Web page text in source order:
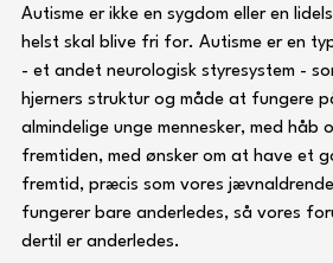
Autisme er ikke en sygdom eller en
helst skal blive fri for. Autisme er en
- et andet neurologisk styresystem -
hjerners struktur og måde at fungere
almindelige unge mennesker, med håb
fremtiden, med ønsker om at have et
fremtid, præcis som vores
fungerer bare anderledes, så vores
dertil er anderledes.